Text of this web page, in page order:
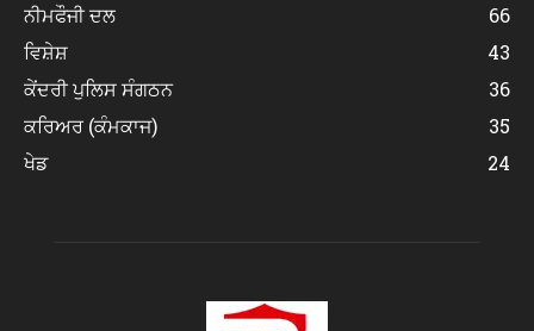
ਨੀਮਫੌਜੀ ਦਲ
66
ਵਿਸ਼ੇਸ਼
43
ਕੇਂਦਰੀ ਪੁਲਿਸ ਸੰਗਠਨ
36
ਕਰਿਅਰ (ਕੰਮਕਾਜ)
35
ਖੇਡ
24